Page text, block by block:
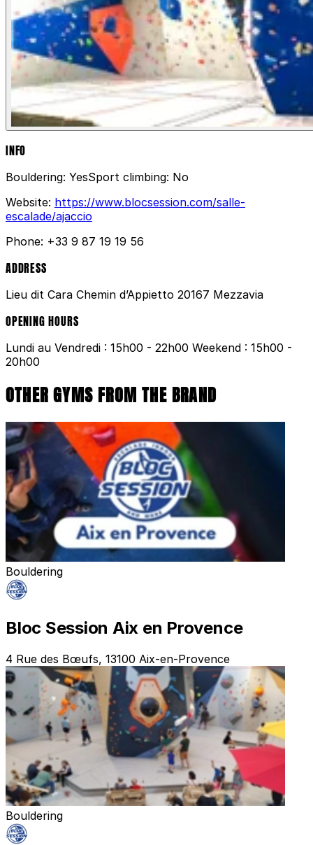
INFO
Bouldering: YesSport climbing: No
Website: https://www.blocsession.com/salle-
escalade/ajaccio
Phone: +33 9 87 19 19 56
ADDRESS
Lieu dit Cara Chemin d’Appietto 20167 Mezzavia
OPENING HOURS
Lundi au Vendredi : 15h00 - 22h00 Weekend : 15h00 -
20h00
OTHER GYMS FROM THE BRAND
Bouldering
Bloc Session Aix en Provence
4 Rue des Bœufs, 13100 Aix-en-Provence
Bouldering